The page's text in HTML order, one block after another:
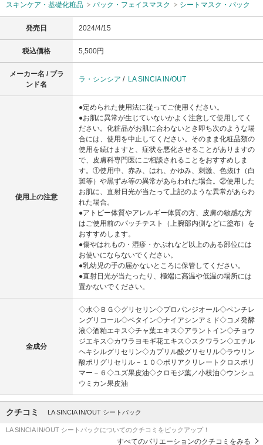
スキンケア・基礎化粧品
パック・フェイスマスク シートマスク・パック
発売日 2024/4/15
税込価格 5,500円
メーカー名 / ブラ
ンド名
ラ・シンシア / LA SINCIA IN/OUT
使用上の注意
●定められた使用法に従ってご使用ください。
●お肌に異常が生じていないかよく注意して使用してく
ださい。化粧品がお肌に合わないとき即ち次のような場
合には、使用を中止してください。そのまま化粧品類の
使用を続けますと、症状を悪化させることがありますの
で、皮膚科専門医にご相談されることをおすすめしま
す。①使用中、赤み、はれ、かゆみ、刺激、色抜け（白
斑等）や黒ずみ等の異常があらわれた場合。②使用した
お肌に、直射日光が当たって上記のような異常があらわ
れた場合。
●アトピー体質やアレルギー体質の方、皮膚の敏感な方
はご使用前のパッチテスト（上腕部内側などに塗布）を
おすすめします。
●傷やはれもの・湿疹・かぶれなど以上のある部位には
お使いにならないでください。
●乳幼児の手の届かないところに保管してください。
●直射日光が当たったり、極端に高温や低温の場所には
置かないでください。
全成分
◇水◇ＢＧ◇グリセリン◇プロパンジオール◇ペンチレ
ングリコール◇ベタイン◇ナイアシンアミド◇コメ発酵
液◇酒粕エキス◇チャ葉エキス◇アラントイン◇チョウ
ジエキス◇カワラヨモギ花エキス◇スクワラン◇エチル
ヘキシルグリセリン◇カプリル酸グリセリル◇ラウリン
酸ポリグリセリル－１０◇ポリアクリレートクロスポリ
マー－６◇ユズ果皮油◇クロモジ葉／小枝油◇ウンシュ
ウミカン果皮油
クチコミ LA SINCIA IN/OUT シートパック
LA SINCIA IN/OUT シートパックについてのクチコミをピックアップ！
すべてのバリエーションのクチコミをみる